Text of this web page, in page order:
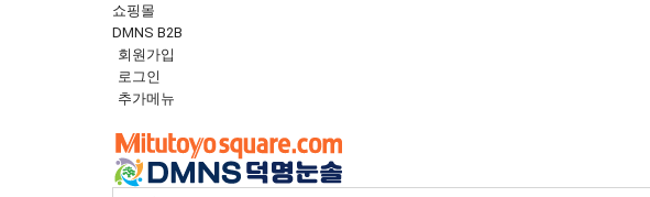
쇼핑몰
DMNS B2B
회원가입
로그인
추가메뉴
navigation